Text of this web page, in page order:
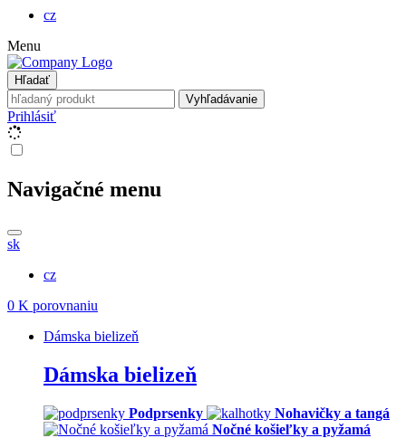
cz
Menu
Hľadať
Vyhľadávanie
Prihlásiť
Navigačné menu
sk
cz
0 K porovnaniu
Dámska bielizeň
Dámska bielizeň
Podprsenky
Nohavičky a tangá
Nočné košieľky a pyžamá